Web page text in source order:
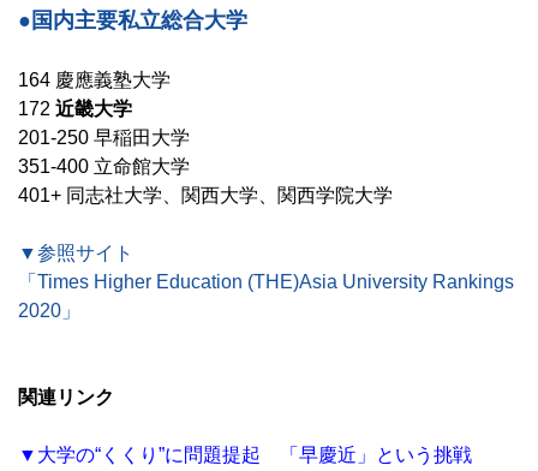
●国内主要私立総合大学
164 慶應義塾大学
172 近畿大学
201-250 早稲田大学
351-400 立命館大学
401+ 同志社大学、関西大学、関西学院大学
▼参照サイト
「Times Higher Education (THE)Asia University Rankings
2020」
関連リンク
▼大学の“くくり”に問題提起 「早慶近」という挑戦